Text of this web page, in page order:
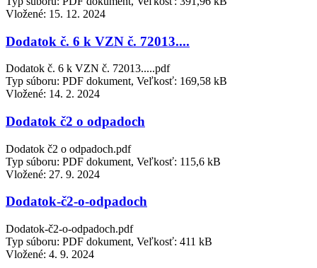
Vložené: 15. 12. 2024
Dodatok č. 6 k VZN č. 72013....
Dodatok č. 6 k VZN č. 72013.....pdf
Typ súboru: PDF dokument, Veľkosť: 169,58 kB
Vložené: 14. 2. 2024
Dodatok č2 o odpadoch
Dodatok č2 o odpadoch.pdf
Typ súboru: PDF dokument, Veľkosť: 115,6 kB
Vložené: 27. 9. 2024
Dodatok-č2-o-odpadoch
Dodatok-č2-o-odpadoch.pdf
Typ súboru: PDF dokument, Veľkosť: 411 kB
Vložené: 4. 9. 2024